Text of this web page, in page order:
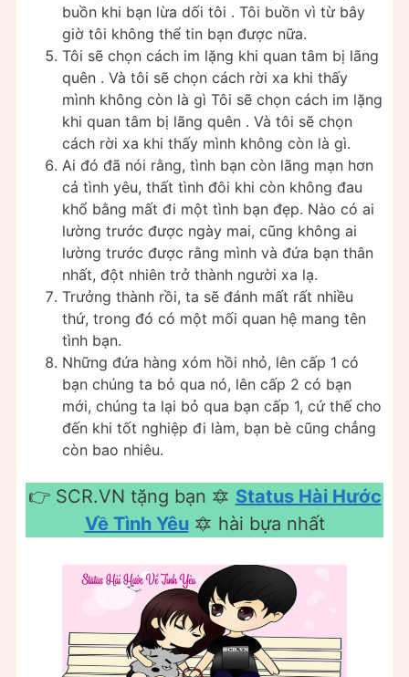
buồn khi bạn lừa dối tôi . Tôi buồn vì từ bây
giờ tôi không thể tin bạn được nữa.
Tôi sẽ chọn cách im lặng khi quan tâm bị lãng
quên . Và tôi sẽ chọn cách rời xa khi thấy
mình không còn là gì Tôi sẽ chọn cách im lặng
khi quan tâm bị lãng quên . Và tôi sẽ chọn
cách rời xa khi thấy mình không còn là gì.
Ai đó đã nói rằng, tình bạn còn lãng mạn hơn
cả tình yêu, thất tình đôi khi còn không đau
khổ bằng mất đi một tình bạn đẹp. Nào có ai
lường trước được ngày mai, cũng không ai
lường trước được rằng mình và đứa bạn thân
nhất, đột nhiên trở thành người xa lạ.
Trưởng thành rồi, ta sẽ đánh mất rất nhiều
thứ, trong đó có một mối quan hệ mang tên
tình bạn.
Những đứa hàng xóm hồi nhỏ, lên cấp 1 có
bạn chúng ta bỏ qua nó, lên cấp 2 có bạn
mới, chúng ta lại bỏ qua bạn cấp 1, cứ thế cho
đến khi tốt nghiệp đi làm, bạn bè cũng chẳng
còn bao nhiêu.
👉 SCR.VN tặng bạn 🔯 Status Hài Hước
Về Tình Yêu 🔯 hài bựa nhất